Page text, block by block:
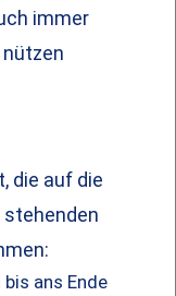
immer
die auf die
stehenden
ans Ende